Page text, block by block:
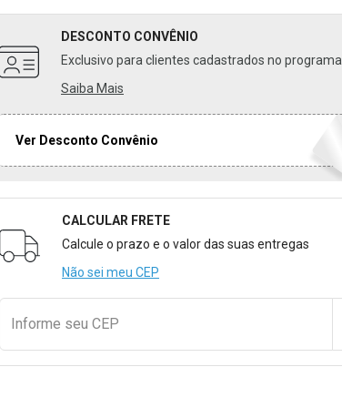
DESCONTO CONVÊNIO
Exclusivo para clientes cadastrados no programa
Saiba Mais
Ver Desconto Convênio
Formulário para Calcular o Frete
CALCULAR FRETE
Calcule o prazo e o valor das suas entregas
Não sei meu CEP
Informe seu CEP